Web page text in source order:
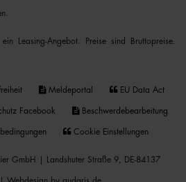
Leasing-Angebot. Preise sind Bruttopreise.
Meldeportal EU Data Act
Facebook Beschwerdebearbeitung
Cookie Einstellungen
GmbH | Landshuter Straße 9, DE-84137